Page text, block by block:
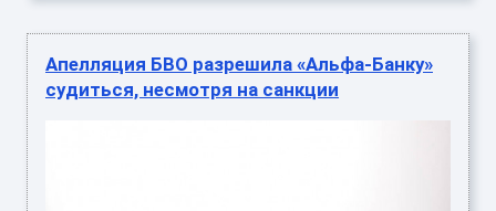
Апелляция БВО разрешила «Альфа-Банку»
судиться, несмотря на санкции